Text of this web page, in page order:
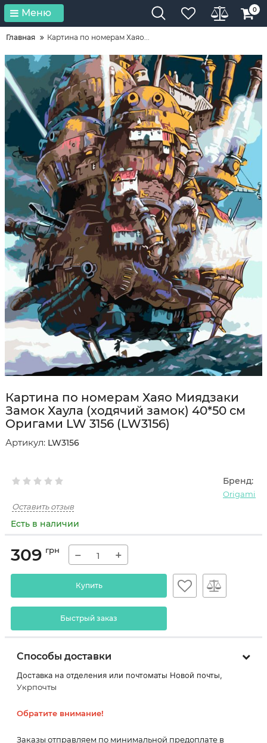
Меню 0
Главная Картина по номерам Хаяо...
Картина по номерам Хаяо Миядзаки
Замок Хаула (ходячий замок) 40*50 см
Оригами LW 3156 (LW3156)
Артикул: LW3156
Бренд:
Origami
Оставить отзыв
Есть в наличии
309 грн − +
Купить
Быстрый заказ
Способы доставки
Доставка на отделения или почтоматы Новой почты,
Укрпочты
Обратите внимание!
Заказы отправляем по минимальной предоплате в